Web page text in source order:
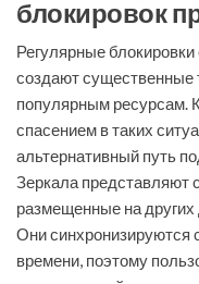
блокировок
Регулярные
создают существенные
популярным ресурсам.
спасением в таких
альтернативный путь
Зеркала представляют
размещенные на
Они синхронизируются
времени, поэтому